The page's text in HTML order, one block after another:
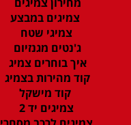
צמיגים במבצע
צמיגי שטח
ג'נטים מגנזיום
איך בוחרים צמיג
קוד מהירות בצמיג
קוד מישקל
צמיגים יד 2